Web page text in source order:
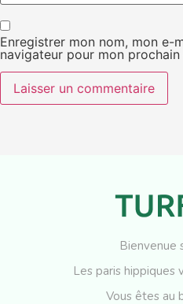
Enregistrer mon nom, mon e-
navigateur pour mon
Bienvenue
Les paris hippiques
Vous êtes au